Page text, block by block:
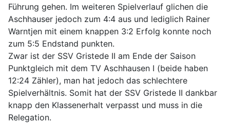
Führung gehen. Im weiteren Spielverlauf glichen die
Aschhauser jedoch zum 4:4 aus und lediglich Rainer
Warntjen mit einem knappen 3:2 Erfolg konnte noch
zum 5:5 Endstand punkten.
Zwar ist der SSV Gristede II am Ende der Saison
Punktgleich mit dem TV Aschhausen I (beide haben
12:24 Zähler), man hat jedoch das schlechtere
Spielverhältnis. Somit hat der SSV Gristede II dankbar
knapp den Klassenerhalt verpasst und muss in die
Relegation.